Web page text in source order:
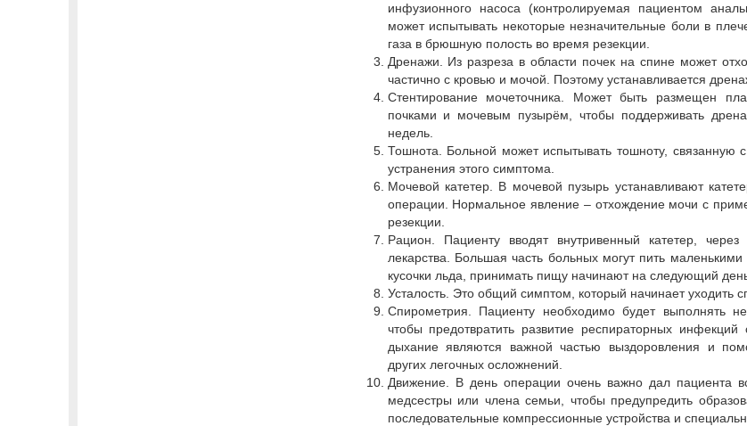
инфузионного насоса (контролируемая пациентом
может испытывать некоторые незначительные боли в
газа в брюшную полость во время резекции.
Дренажи. Из разреза в области почек на спине может
частично с кровью и мочой. Поэтому устанавливается
Стентирование мочеточника. Может быть размещен
почками и мочевым пузырём, чтобы поддерживать
недель.
Тошнота. Больной может испытывать тошноту, связанную
устранения этого симптома.
Мочевой катетер. В мочевой пузырь устанавливают
операции. Нормальное явление – отхождение мочи с
резекции.
Рацион. Пациенту вводят внутривенный катетер,
лекарства. Большая часть больных могут пить
кусочки льда, принимать пищу начинают на следующий
Усталость. Это общий симптом, который начинает уходить
Спирометрия. Пациенту необходимо будет выполнять
чтобы предотвратить развитие респираторных
дыхание являются важной частью выздоровления и
других легочных осложнений.
Движение. В день операции очень важно дал пациента
медсестры или члена семьи, чтобы предупредить
последовательные компрессионные устройства и